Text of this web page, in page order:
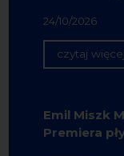
24/10/2026
czytaj więcej
Emil Miszk
Premiera